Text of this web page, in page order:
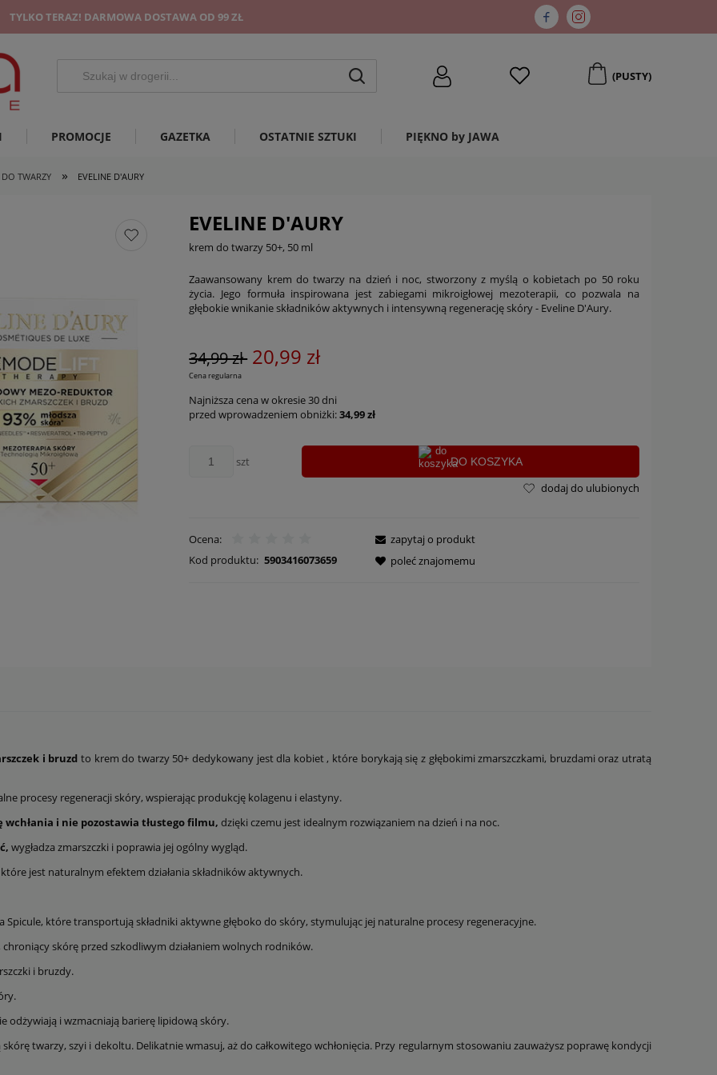
TYLKO TERAZ! DARMOWA DOSTAWA OD 99 ZŁ
(PUSTY)
PROMOCJE GAZETKA OSTATNIE SZTUKI PIĘKNO by JAWA
TWARZY » EVELINE D'AURY
EVELINE D'AURY
krem do twarzy 50+, 50 ml
Zaawansowany krem do twarzy na dzień i noc, stworzony z myślą o kobietach po 50 roku
życia. Jego formuła inspirowana jest zabiegami mikroigłowej mezoterapii, co pozwala na
głębokie wnikanie składników aktywnych i intensywną regenerację skóry - Eveline D'Aury.
34,99 zł
Cena regularna
20,99 zł
Najniższa cena w okresie 30 dni
przed wprowadzeniem obniżki:34,99 zł
szt DO KOSZYKA
dodaj do ulubionych
Ocena:
Kod produktu: 5903416073659
zapytaj o produkt
poleć znajomemu
i bruzd to krem do twarzy 50+ dedykowany jest dla kobiet , które borykają się z głębokimi zmarszczkami, bruzdami oraz utratą
procesy regeneracji skóry, wspierając produkcję kolagenu i elastyny.
i nie pozostawia tłustego filmu, dzięki czemu jest idealnym rozwiązaniem na dzień i na noc.
wygładza zmarszczki i poprawia jej ogólny wygląd.
jest naturalnym efektem działania składników aktywnych.
Spicule, które transportują składniki aktywne głęboko do skóry, stymulując jej naturalne procesy regeneracyjne.
skórę przed szkodliwym działaniem wolnych rodników.
i bruzdy.
odżywiają i wzmacniają barierę lipidową skóry.
twarzy, szyi i dekoltu. Delikatnie wmasuj, aż do całkowitego wchłonięcia. Przy regularnym stosowaniu zauważysz poprawę kondycji